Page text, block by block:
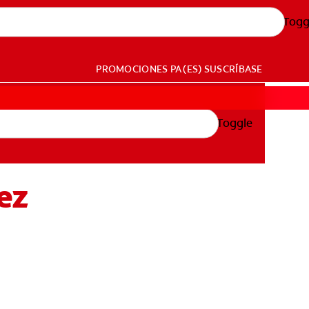
PROMOCIONES PA (ES) SUSCRÍBASE
Toggle